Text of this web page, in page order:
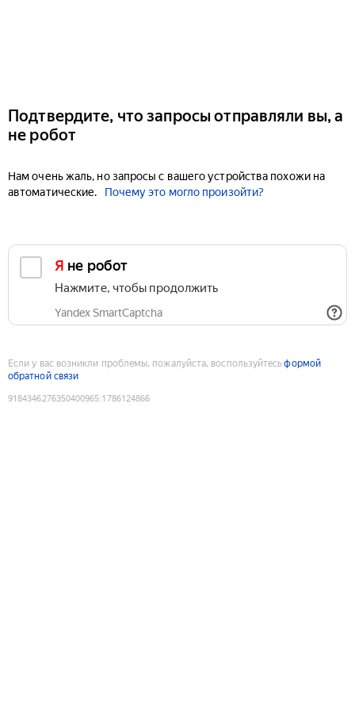
Подтвердите, что запросы отправляли вы, а
не робот
Нам очень жаль, но запросы с вашего устройства похожи на
автоматические.
Почему это могло произойти?
Я не робот
Нажмите, чтобы продолжить
Yandex SmartCaptcha
Если у вас возникли проблемы, пожалуйста, воспользуйтесьформой
обратной связи
9184346276350400965:1786124866